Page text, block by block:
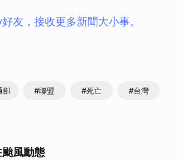
友，接收更多新聞大小事。
部 #聯盟 #死亡 #台灣
風動態